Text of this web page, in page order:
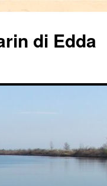
di Edda